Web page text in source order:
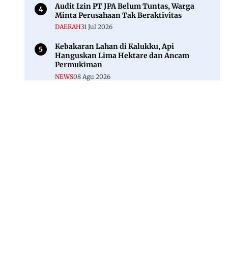
Audit Izin PT JPA Belum Tuntas, Warga
Minta Perusahaan Tak Beraktivitas
DAERAH31 Jul 2026
Kebakaran Lahan di Kalukku, Api
Hanguskan Lima Hektare dan Ancam
Permukiman
NEWS08 Agu 2026